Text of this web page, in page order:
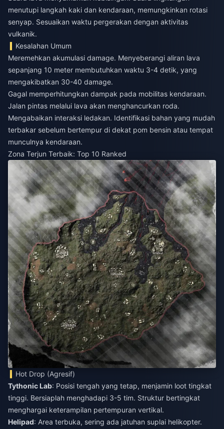
menutupi langkah kaki dan kendaraan, memungkinkan rotasi
senyap. Sesuaikan waktu pergerakan dengan aktivitas
vulkanik.
Kesalahan Umum
Meremehkan akumulasi damage. Menyeberangi aliran lava
sepanjang 10 meter membutuhkan waktu 3-4 detik, yang
mengakibatkan 30-40 damage.
Gagal memperhitungkan dampak pada mobilitas kendaraan.
Jalan pintas melalui lava akan menghancurkan roda.
Mengabaikan interaksi ledakan. Identifikasi bahan yang mudah
terbakar sebelum bertempur di dekat pom bensin atau tempat
munculnya kendaraan.
Zona Terjun Terbaik: Top 10 Ranked
Hot Drop (Agresif)
Tythonic Lab: Posisi tengah yang tetap, menjamin loot tingkat
tinggi. Bersiaplah menghadapi 3-5 tim. Struktur bertingkat
menghargai keterampilan pertempuran vertikal.
Helipad: Area terbuka, sering ada jatuhan suplai helikopter.